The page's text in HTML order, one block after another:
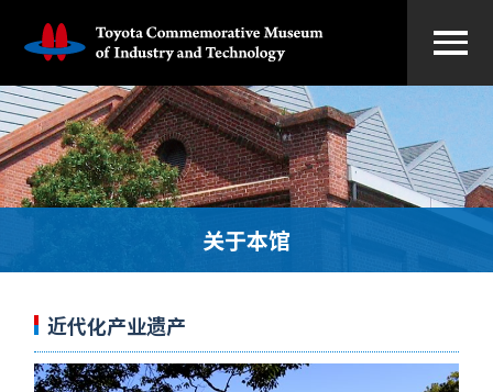
关于本馆
近代化产业遗产